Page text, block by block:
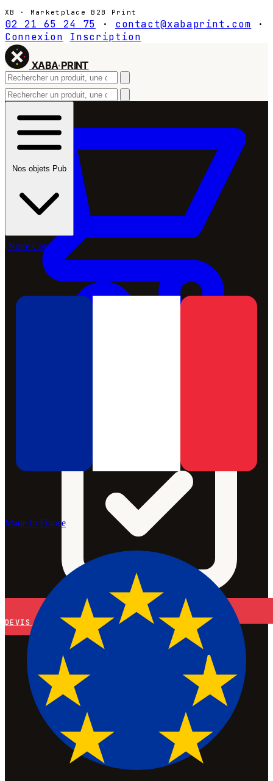
XB · Marketplace B2B Print
02 21 65 24 75 · contact@xabaprint.com
·
Connexion
Inscription
XABA·PRINT
DEVIS
Nos objets Pub
Notre Catalogue
Made In France